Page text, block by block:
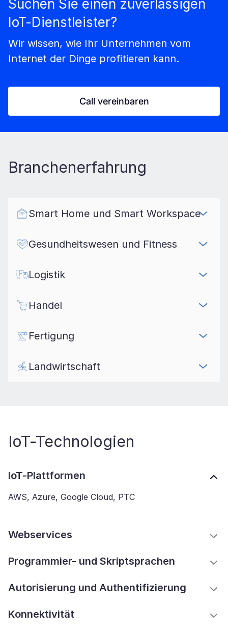
Suchen Sie einen zuverlässigen
IoT-Dienstleister?
Wir wissen, wie Ihr Unternehmen vom
Internet der Dinge profitieren kann.
Call vereinbaren
Branchenerfahrung
Smart Home und Smart Workspace
Gesundheitswesen und Fitness
Logistik
Handel
Fertigung
Landwirtschaft
IoT-Technologien
IoT-Plattformen
AWS, Azure, Google Cloud, PTC
Webservices
Programmier- und Skriptsprachen
Autorisierung und Authentifizierung
Konnektivität